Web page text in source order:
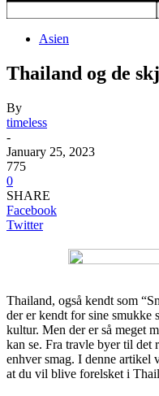
Asien
Thailand og de
By
timeless
-
January 25, 2023
775
0
SHARE
Facebook
Twitter
Thailand, også kendt som
der er kendt for sine smukke
kultur. Men der er så meget
kan se. Fra travle byer til det
enhver smag. I denne artikel
at du vil blive forelsket i